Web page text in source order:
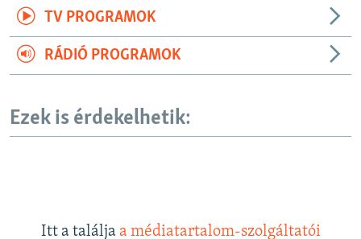
TV PROGRAMOK
RÁDIÓ PROGRAMOK
Ezek is érdekelhetik:
Itt a találja a médiatartalom-szolgáltatói